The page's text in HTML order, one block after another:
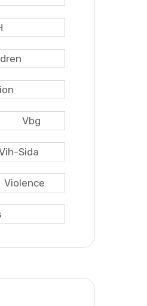
Vbg
Sida
Violence